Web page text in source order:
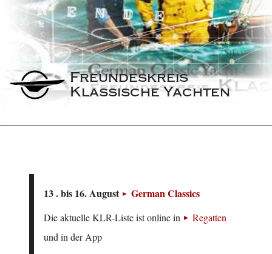
Freundeskreis
Klassische Yachten
13 . bis 16. August German Classics
Die aktuelle KLR-Liste ist online in
Regatten
und in der App